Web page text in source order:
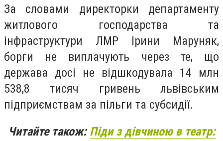
За словами директорки департаменту
житлового господарства та
інфраструктури ЛМР Ірини Маруняк,
борги не виплачують через те, що
держава досі не відшкодувала 14 млн
538,8 тисяч гривень львівським
підприємствам за пільги та субсидії.
Читайте також:Піди з дівчиною в театр: